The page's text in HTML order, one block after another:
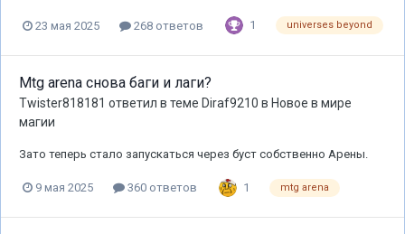
23 мая 2025 268 ответов 1 universes beyond
Mtg arena снова баги и лаги?
Twister818181 ответил в теме Diraf9210 в Новое в мире
магии
Зато теперь стало запускаться через буст собственно Арены.
9 мая 2025 360 ответов 1 mtg arena